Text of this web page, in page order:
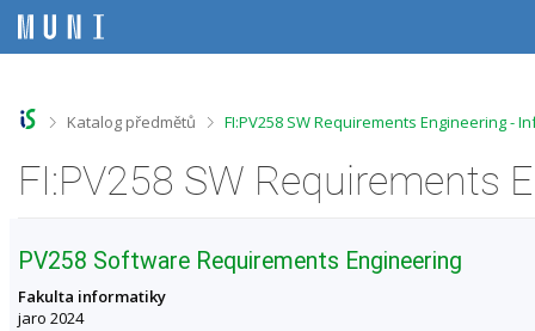
e
e
e
e
>Katalog předmětů >
FI:PV258 SW Requirements Engineering -
FI:PV258 SW Requirements
PV258 Software Requirements Engineering
Fakulta informatiky
jaro 2024